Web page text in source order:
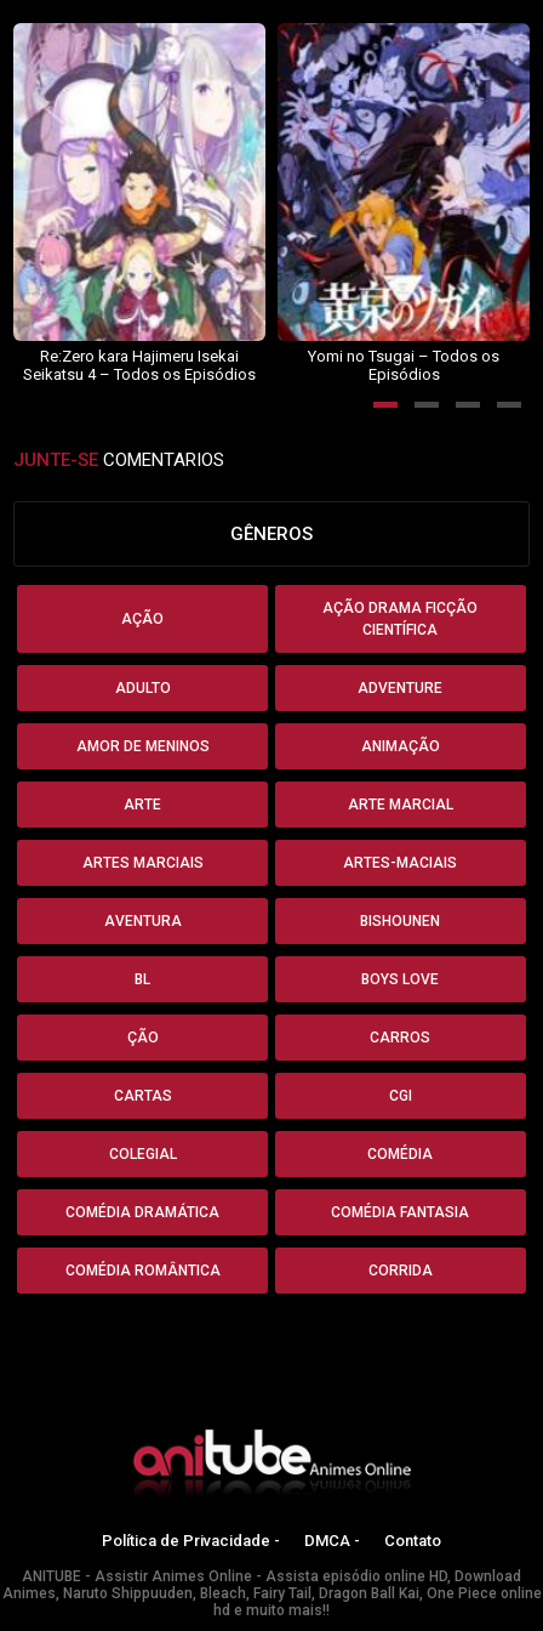
Re:Zero kara Hajimeru Isekai
Seikatsu 4 – Todos os Episódios
Yomi no Tsugai – Todos os
Episódios
JUNTE-SE COMENTARIOS
GÊNEROS
AÇÃO
AÇÃO DRAMA FICÇÃO
CIENTÍFICA
ADULTO ADVENTURE
AMOR DE MENINOS ANIMAÇÃO
ARTE ARTE MARCIAL
ARTES MARCIAIS ARTES-MACIAIS
AVENTURA BISHOUNEN
BL BOYS LOVE
ÇÃO CARROS
CARTAS CGI
COLEGIAL COMÉDIA
COMÉDIA DRAMÁTICA COMÉDIA FANTASIA
COMÉDIA ROMÂNTICA CORRIDA
Política de Privacidade - DMCA - Contato
ANITUBE - Assistir Animes Online - Assista episódio online HD, Download
Animes, Naruto Shippuuden, Bleach, Fairy Tail, Dragon Ball Kai, One Piece online
hd e muito mais!!